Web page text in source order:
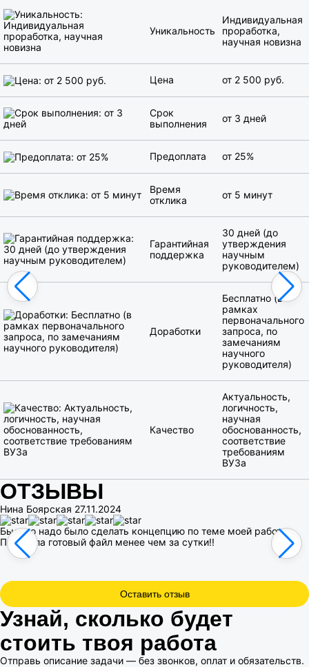
Уникальность
Индивидуальная
проработка,
научная новизна
Цена от 2 500 руб.
Срок
выполнения
от 3 дней
Предоплата от 25%
Время
отклика
от 5 минут
Гарантийная
поддержка
30 дней (до
утверждения
научным
руководителем)
Доработки
Бесплатно (в
рамках
первоначального
запроса, по
замечаниям
научного
руководителя)
Качество
Актуальность,
логичность,
научная
обоснованность,
соответствие
требованиям
ВУЗа
ОТЗЫВЫ
Нина Боярская 27.11.2024
Быстро надо было сделать концепцию по теме моей работы.
Получила готовый файл менее чем за сутки!!
Оставить отзыв
Узнай, сколько будет
стоить твоя работа
Отправь описание задачи — без звонков, оплат и обязательств.